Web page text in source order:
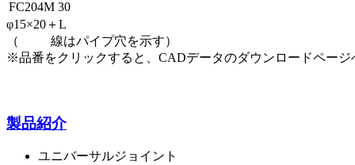
FC204M 30
φ15×20＋L
（
線はパイプ穴を示す）
※品番をクリックすると、CADデータのダウンロードページ
製品紹介
ユニバーサルジョイント